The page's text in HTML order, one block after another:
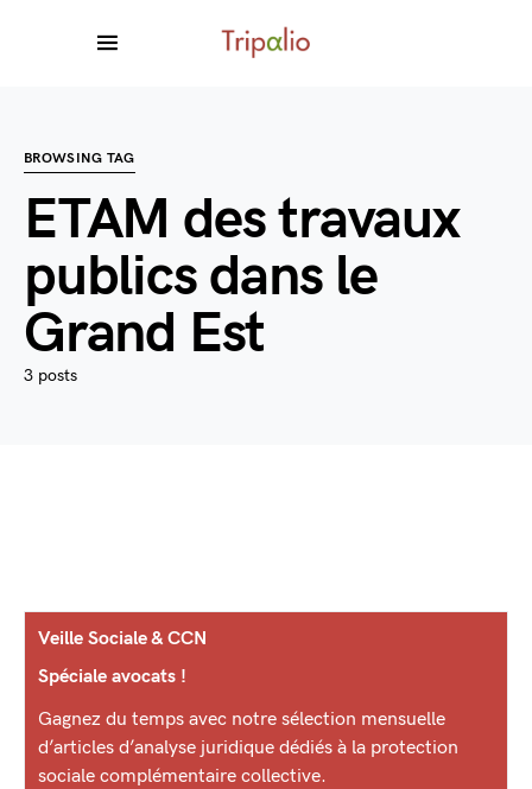
BROWSING TAG
ETAM des travaux
publics dans le
Grand Est
3 posts
Veille Sociale & CCN
Spéciale avocats !
Gagnez du temps avec notre sélection mensuelle
d’articles d’analyse juridique dédiés à la protection
sociale complémentaire collective.